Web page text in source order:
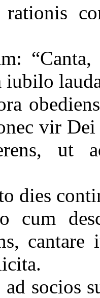
iubilo
vir
ut
dies
cum
cantare
ad socios